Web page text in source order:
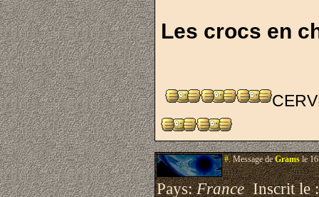
Les crocs en
#.Message deGramsle
Pays:FranceInscrit le